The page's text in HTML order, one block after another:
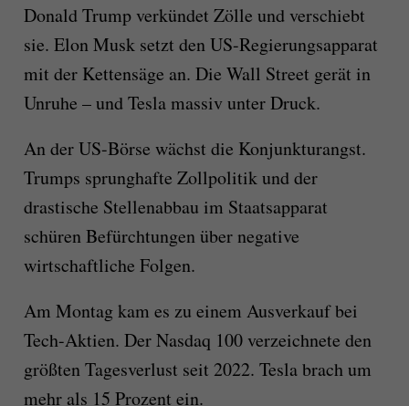
Donald Trump verkündet Zölle und verschiebt
sie. Elon Musk setzt den US-Regierungsapparat
mit der Kettensäge an. Die Wall Street gerät in
Unruhe – und Tesla massiv unter Druck.
An der US-Börse wächst die Konjunkturangst.
Trumps sprunghafte Zollpolitik und der
drastische Stellenabbau im Staatsapparat
schüren Befürchtungen über negative
wirtschaftliche Folgen.
Am Montag kam es zu einem Ausverkauf bei
Tech-Aktien. Der Nasdaq 100 verzeichnete den
größten Tagesverlust seit 2022. Tesla brach um
mehr als 15 Prozent ein.